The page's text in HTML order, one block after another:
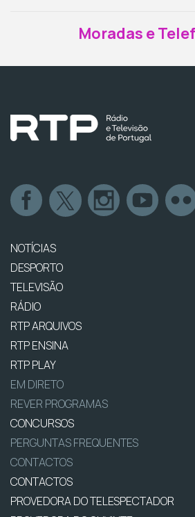
Moradas e
NOTÍCIAS
DESPORTO
TELEVISÃO
RÁDIO
RTP ARQUIVOS
RTP ENSINA
RTP PLAY
EM DIRETO
REVER PROGRAMAS
CONCURSOS
PERGUNTAS FREQUENTES
CONTACTOS
CONTACTOS
PROVEDORA DO TELESPECTADOR